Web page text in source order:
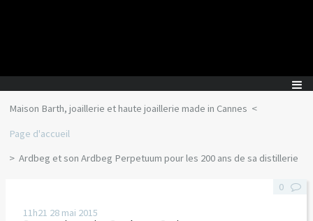
Maison Barth, joaillerie et haute joaillerie made in Cannes
Page d'accueil
Ardbeg et son Ardbeg Perpetuum pour les 200 ans de sa distillerie
11h21 28 mai 2015
0